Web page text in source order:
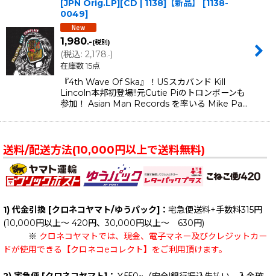
[JPN Orig.LP][CD | 1138]【新品】 [1138-
0049]
1,980.-(税別)
(税込: 2,178.-)
在庫数 15点
『4th Wave Of Ska』！USスカバンド Kill
Lincoln本邦初登場!!元Cutie Piのトロンボーンも
参加！ Asian Man Records を率いる Mike Pa…
送料/配送方法(10,000円以上で送料無料)
1) 代金引換 [クロネコヤマト/ゆうパック]： 宅急便送料+手数料315円
(10,000円以上～ 420円、30,000円以上～ 630円)
※ クロネコヤマトでは、現金、電子マネー及びクレジットカー
ドが使用できる【クロネコeコレクト】をご利用頂けます。